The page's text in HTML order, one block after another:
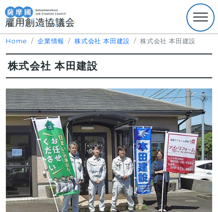
Home 企業情報 株式会社 本田建設 株式会社 本田建設
株式会社 本田建設